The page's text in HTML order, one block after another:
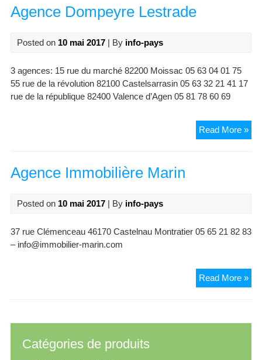
Agence Dompeyre Lestrade
Posted on 10 mai 2017| By info-pays
3 agences: 15 rue du marché 82200 Moissac 05 63 04 01 75
55 rue de la révolution 82100 Castelsarrasin 05 63 32 21 41 17
rue de la république 82400 Valence d’Agen 05 81 78 60 69
Read More »
Agence Immobilière Marin
Posted on 10 mai 2017| By info-pays
37 rue Clémenceau 46170 Castelnau Montratier 05 65 21 82 83
– info@immobilier-marin.com
Read More »
Catégories de produits